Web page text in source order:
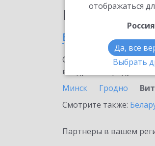
отображаться
Россия
Да, все
Выбрать
Партнеры
в Витебске
Ознакомьтесь с
внедрение продукта.
Минск
Гродно
Смотрите также:
Партнеры в вашем